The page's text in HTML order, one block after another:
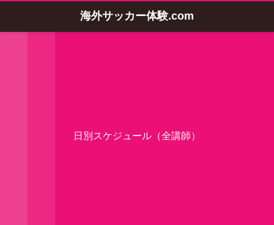
海外サッカー体験.com
日別スケジュール（全講師）